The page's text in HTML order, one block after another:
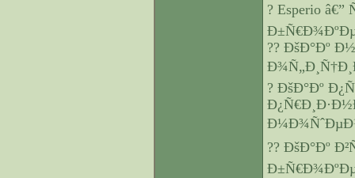
? Esperio
?? ÐšÐ°Ðº
? ÐšÐ°Ðº
?? ÐšÐ°Ðº